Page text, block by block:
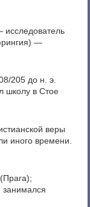
—
205 до н. э.
школу в Стое
веры
иного времени.
занимался